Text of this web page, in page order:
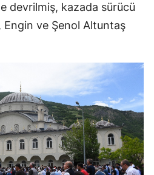
Siirt
Sinop
Tokat
Trabzon
Tunceli
devrilmiş, kazada sürücü
ve Şenol Altuntaş